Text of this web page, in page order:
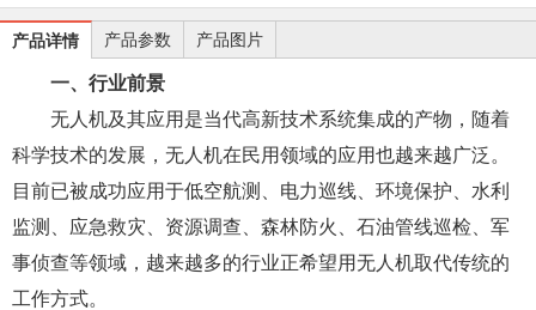
产品详情 产品参数 产品图片
一、行业前景
无人机及其应用是当代高新技术系统集成的产物，随着
科学技术的发展，无人机在民用领域的应用也越来越广泛。
目前已被成功应用于低空航测、电力巡线、环境保护、水利
监测、应急救灾、资源调查、森林防火、石油管线巡检、军
事侦查等领域，越来越多的行业正希望用无人机取代传统的
工作方式。